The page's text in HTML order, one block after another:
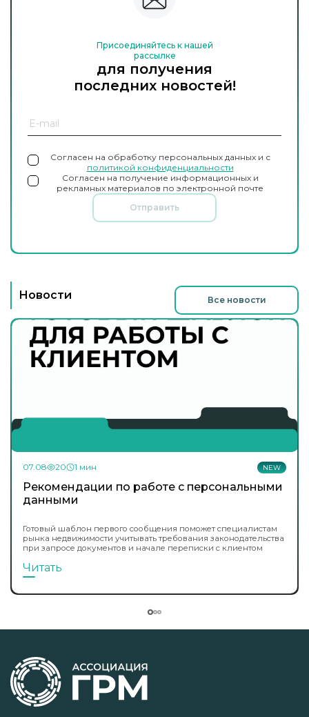
Присоединяйтесь к нашей
рассылке
для получения
последних новостей!
Согласен на обработку персональных данных и с
политикой конфиденциальности
Согласен на получение информационных и
рекламных материалов по электронной почте
Отправить
Новости Все новости
NEW
07.08 20 1 мин
Рекомендации по работе с персональными
данными
Готовый шаблон первого сообщения поможет специалистам
рынка недвижимости учитывать требования законодательства
при запросе документов и начале переписки с клиентом
Читать